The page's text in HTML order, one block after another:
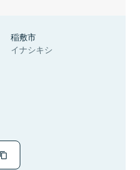
稲敷市
イナシキシ